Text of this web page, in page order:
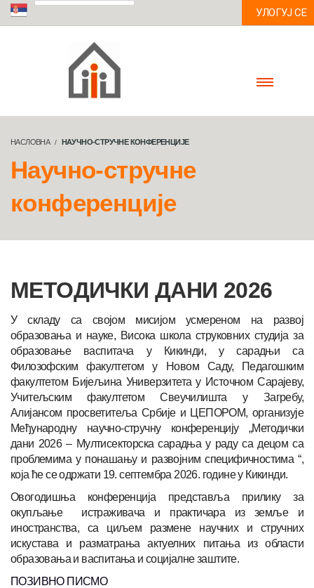
УЛОГУЈ СЕ
НАСЛОВНА НАУЧНО-СТРУЧНЕ КОНФЕРЕНЦИЈЕ
Научно-стручне
конференције
МЕТОДИЧКИ ДАНИ 2026
У складу са својом мисијом усмереном на развој
образовања и науке, Висока школа струковних студија за
образовање васпитача у Кикинди, у сарадњи са
Филозофским факултетом у Новом Саду, Педагошким
факултетом Бијељина Универзитета у Источном Сарајеву,
Учитељским факултетом Свеучилишта у Загребу,
Алијансом просветитеља Србије и ЦЕПОРОМ, организује
Међународну научно-стручну конференцију „Методички
дани 2026 – Мултисекторска сарадња у раду са децом са
проблемима у понашању и развојним специфичностима “,
која ће се одржати 19. септембра 2026. године у Кикинди.
Овогодишња конференција представља прилику за
окупљање истраживача и практичара из земље и
иностранства, са циљем размене научних и стручних
искустава и разматрања актуелних питања из области
образовања и васпитања и социјалне заштите.
ПОЗИВНО ПИСМО